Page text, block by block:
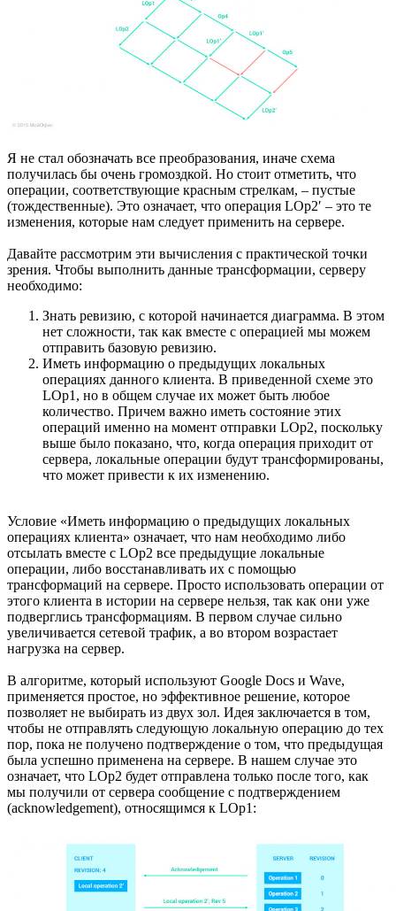
Я не стал обозначать все преобразования, иначе схема
получилась бы очень громоздкой. Но стоит отметить, что
операции, соответствующие красным стрелкам, – пустые
(тождественные). Это означает, что операция LOp2′ – это те
изменения, которые нам следует применить на сервере.
Давайте рассмотрим эти вычисления с практической точки
зрения. Чтобы выполнить данные трансформации, серверу
необходимо:
Знать ревизию, с которой начинается диаграмма. В этом
нет сложности, так как вместе с операцией мы можем
отправить базовую ревизию.
Иметь информацию о предыдущих локальных
операциях данного клиента. В приведенной схеме это
LOp1, но в общем случае их может быть любое
количество. Причем важно иметь состояние этих
операций именно на момент отправки LOp2, поскольку
выше было показано, что, когда операция приходит от
сервера, локальные операции будут трансформированы,
что может привести к их изменению.
Условие «Иметь информацию о предыдущих локальных
операциях клиента» означает, что нам необходимо либо
отсылать вместе с LOp2 все предыдущие локальные
операции, либо восстанавливать их с помощью
трансформаций на сервере. Просто использовать операции от
этого клиента в истории на сервере нельзя, так как они уже
подверглись трансформациям. В первом случае сильно
увеличивается сетевой трафик, а во втором возрастает
нагрузка на сервер.
В алгоритме, который используют Google Docs и Wave,
применяется простое, но эффективное решение, которое
позволяет не выбирать из двух зол. Идея заключается в том,
чтобы не отправлять следующую локальную операцию до тех
пор, пока не получено подтверждение о том, что предыдущая
была успешно применена на сервере. В нашем случае это
означает, что LOp2 будет отправлена только после того, как
мы получили от сервера сообщение с подтверждением
(acknowledgement), относящимся к LOp1: